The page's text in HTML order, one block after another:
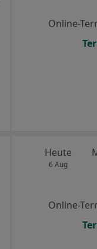
Online-
Heute
6 Aug
Online-